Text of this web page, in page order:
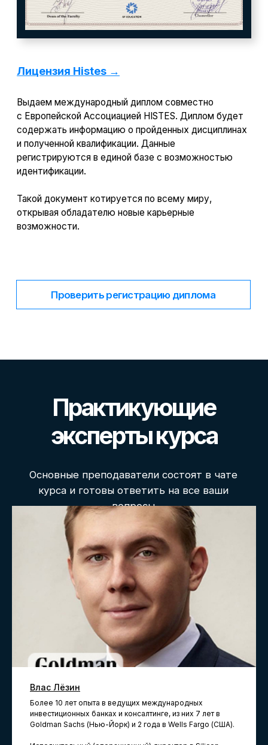
Влас Лёзин
Более 10 лет опыта в ведущих международных
инвестиционных банках и консалтинге, из них 7 лет в
Goldman Sachs (Нью-Йорк) и 2 года в Wells Fargo (США).
Каждый преподаватель подобран как
эксперт, отвечающий за свой модуль
Стоимость обучения
и способы оплаты
на покупку по нашей
программе Trade-In
до 70%
экономии
Записаться на курс
академия
r130334.000/мес f130334.000
fp130334.000